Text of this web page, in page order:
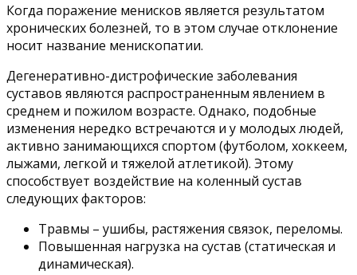
Когда поражение менисков является результатом
хронических болезней, то в этом случае отклонение
носит название менископатии.
Дегенеративно-дистрофические заболевания
суставов являются распространенным явлением в
среднем и пожилом возрасте. Однако, подобные
изменения нередко встречаются и у молодых людей,
активно занимающихся спортом (футболом, хоккеем,
лыжами, легкой и тяжелой атлетикой). Этому
способствует воздействие на коленный сустав
следующих факторов:
Травмы – ушибы, растяжения связок, переломы.
Повышенная нагрузка на сустав (статическая и
динамическая).